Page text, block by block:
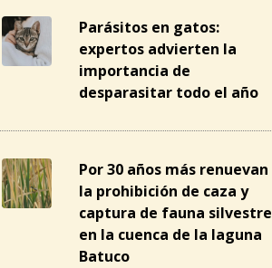
Parásitos en gatos:
expertos advierten la
importancia de
desparasitar todo el año
Por 30 años más renuevan
la prohibición de caza y
captura de fauna silvestre
en la cuenca de la laguna
Batuco